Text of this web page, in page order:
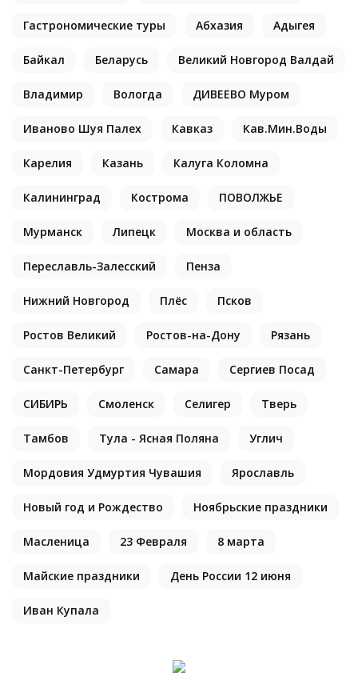
Гастрономические туры Абхазия Адыгея
Байкал Беларусь Великий Новгород Валдай
Владимир Вологда ДИВЕЕВО Муром
Иваново Шуя Палех Кавказ Кав.Мин.Воды
Карелия Казань Калуга Коломна
Калининград Кострома ПОВОЛЖЬЕ
Мурманск Липецк Москва и область
Переславль-Залесский Пенза
Нижний Новгород Плёс Псков
Ростов Великий Ростов-на-Дону Рязань
Санкт-Петербург Самара Сергиев Посад
СИБИРЬ Смоленск Селигер Тверь
Тамбов Тула - Ясная Поляна Углич
Мордовия Удмуртия Чувашия Ярославль
Новый год и Рождество Ноябрьские праздники
Масленица 23 Февраля 8 марта
Майские праздники День России 12 июня
Иван Купала